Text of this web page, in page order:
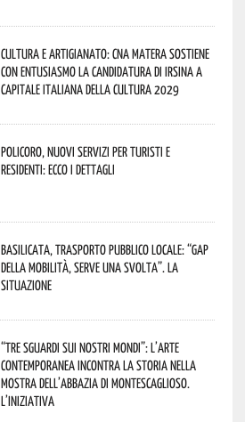
Cultura e Artigianato: CNA Matera sostiene
con entusiasmo la candidatura di Irsina a
Capitale Italiana della Cultura 2029
Policoro, nuovi servizi per turisti e
residenti: ecco i dettagli
Basilicata, trasporto pubblico locale: “Gap
della mobilità, serve una svolta”. La
situazione
“Tre Sguardi sui Nostri Mondi”: l’arte
contemporanea incontra la storia nella
mostra dell’Abbazia di Montescaglioso.
L’iniziativa